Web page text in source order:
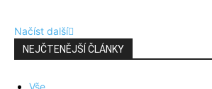
Načíst další
NEJČTENĚJŠÍ ČLÁNKY